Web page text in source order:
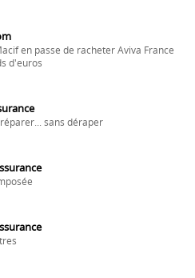
en passe de racheter Aviva France
d'euros
sans déraper